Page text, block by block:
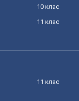
10 клас
11 клас
11 клас